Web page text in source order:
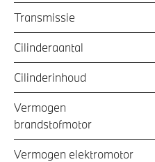
Transmissie
Cilinderaantal
Cilinderinhoud
Vermogen
brandstofmotor
Vermogen elektromotor